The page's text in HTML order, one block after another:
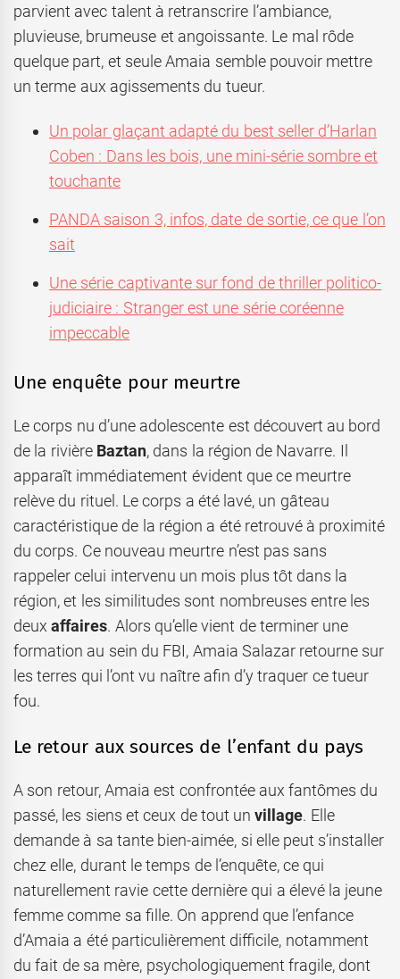
parvient avec talent à retranscrire l’ambiance,
pluvieuse, brumeuse et angoissante. Le mal rôde
quelque part, et seule Amaia semble pouvoir mettre
un terme aux agissements du tueur.
Un polar glaçant adapté du best seller d’Harlan
Coben : Dans les bois, une mini-série sombre et
touchante
PANDA saison 3, infos, date de sortie, ce que l’on
sait
Une série captivante sur fond de thriller politico-
judiciaire : Stranger est une série coréenne
impeccable
Une enquête pour meurtre
Le corps nu d’une adolescente est découvert au bord
de la rivière Baztan, dans la région de Navarre. Il
apparaît immédiatement évident que ce meurtre
relève du rituel. Le corps a été lavé, un gâteau
caractéristique de la région a été retrouvé à proximité
du corps. Ce nouveau meurtre n’est pas sans
rappeler celui intervenu un mois plus tôt dans la
région, et les similitudes sont nombreuses entre les
deuxaffaires. Alors qu’elle vient de terminer une
formation au sein du FBI, Amaia Salazar retourne sur
les terres qui l’ont vu naître afin d’y traquer ce tueur
fou.
Le retour aux sources de l’enfant du pays
A son retour, Amaia est confrontée aux fantômes du
passé, les siens et ceux de tout unvillage. Elle
demande à sa tante bien-aimée, si elle peut s’installer
chez elle, durant le temps de l’enquête, ce qui
naturellement ravie cette dernière qui a élevé la jeune
femme comme sa fille. On apprend que l’enfance
d’Amaia a été particulièrement difficile, notamment
du fait de sa mère, psychologiquement fragile, dont